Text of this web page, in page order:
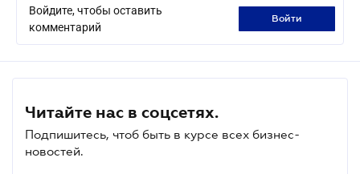
Войдите, чтобы оставить
комментарий
войти
Читайте нас в соцсетях.
Подпишитесь, чтоб быть в курсе всех бизнес-
новостей.